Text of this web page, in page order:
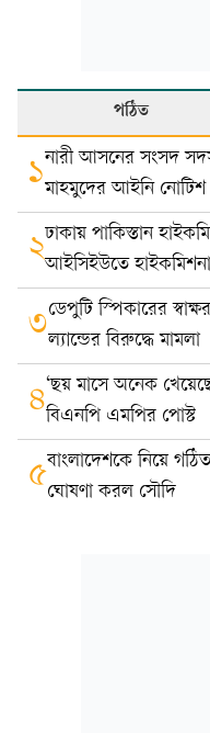
পঠিত
১নারী আসনের সংসদ
মাহমুদের আইনি নোটিশ
২ঢাকায় পাকিস্তান
আইসিইউতে
৩ডেপুটি স্পিকারের
ল্যান্ডের বিরুদ্ধে মামলা
৪‘ছয় মাসে অনেক
বিএনপি এমপির পোস্ট
৫বাংলাদেশকে নিয়ে
ঘোষণা করল সৌদি